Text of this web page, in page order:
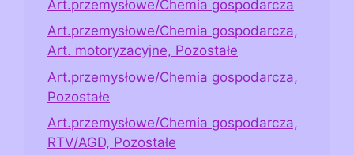
Art.przemysłowe/Chemia gospodarcza
Art.przemysłowe/Chemia gospodarcza,
Art. motoryzacyjne, Pozostałe
Art.przemysłowe/Chemia gospodarcza,
Pozostałe
Art.przemysłowe/Chemia gospodarcza,
RTV/AGD, Pozostałe